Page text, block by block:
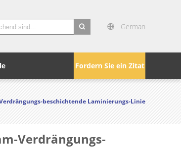
German
Fordern Sie ein Zitat
beschichtende Laminierungs-Linie
Verdrängungs-